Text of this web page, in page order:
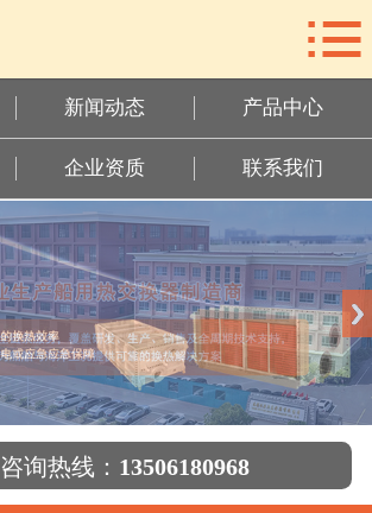
技术装备
企业资质
联系我们

新闻动态 产品中心
企业资质 联系我们
咨询热线： 13506180968